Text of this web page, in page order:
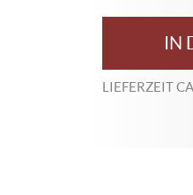
IN
LIEFERZEIT